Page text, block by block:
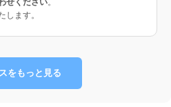
します。
をもっと見る